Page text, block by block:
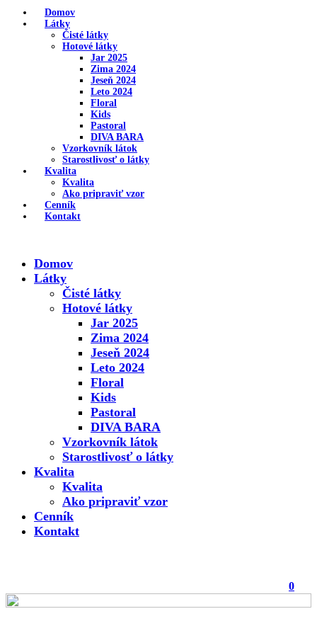
Domov
Látky
Čisté látky
Hotové látky
Jar 2025
Zima 2024
Jeseň 2024
Leto 2024
Floral
Kids
Pastoral
DIVA BARA
Vzorkovník látok
Starostlivosť o látky
Kvalita
Kvalita
Ako pripraviť vzor
Cenník
Kontakt
Domov
Látky
Čisté látky
Hotové látky
Jar 2025
Zima 2024
Jeseň 2024
Leto 2024
Floral
Kids
Pastoral
DIVA BARA
Vzorkovník látok
Starostlivosť o látky
Kvalita
Kvalita
Ako pripraviť vzor
Cenník
Kontakt
0